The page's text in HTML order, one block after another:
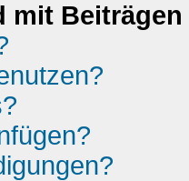
mit